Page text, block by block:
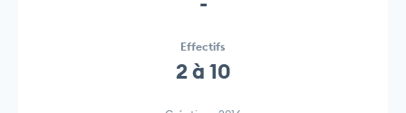
Effectifs
2 à 10